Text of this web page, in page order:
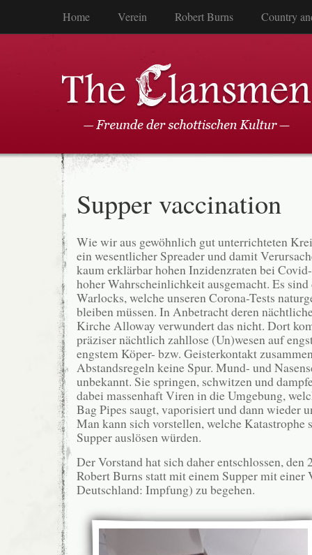
Home Verein Robert Burns Country
Supper vaccination
Wie wir aus gewöhnlich gut unterrichteten
ein wesentlicher Spreader und damit
kaum erklärbar hohen Inzidenzraten bei
hoher Wahrscheinlichkeit ausgemacht. Es
Warlocks, welche unseren Corona-Tests
bleiben müssen. In Anbetracht deren
Kirche Alloway verwundert das nicht. Dort
präziser nächtlich zahllose (Un)wesen auf
engstem Köper- bzw. Geisterkontakt
Abstandsregeln keine Spur. Mund- und
unbekannt. Sie springen, schwitzen und
dabei massenhaft Viren in die Umgebung,
Bag Pipes saugt, vaporisiert und dann wieder
Man kann sich vorstellen, welche Katastrophe
Supper auslösen würden.
Der Vorstand hat sich daher entschlossen, den
Robert Burns statt mit einem Supper mit einer
Deutschland: Impfung) zu begehen.